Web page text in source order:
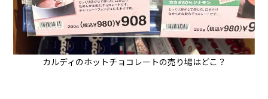
カルディのホットチョコレートの売り場はどこ？